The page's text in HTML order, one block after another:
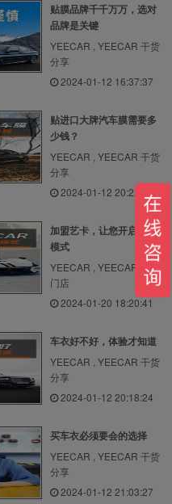
贴膜品牌千千万万，选对
品牌是关键
YEECAR , YEECAR 干货
分享
2024-01-12 16:37:37
贴进口大牌汽车膜需要多
少钱？
YEECAR , YEECAR 干货
分享
2024-01-12 20:22:31
加盟艺卡，让您开启狂赚
模式
YEECAR , YEECAR 艺卡
门店
2024-01-20 18:20:41
车衣好不好，体验才知道
YEECAR , YEECAR 干货
分享
2024-01-12 20:18:24
买车衣必须要会的选择
YEECAR , YEECAR 干货
分享
2024-01-12 21:03:27